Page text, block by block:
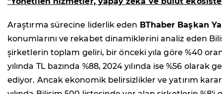
Araştırma sürecine liderlik eden BThaber Başkan
konumlarını ve rekabet dinamiklerini analiz eden
şirketlerin toplam geliri, bir önceki yıla göre %40
yılında TL bazında %88, 2024 yılında ise %56
ediyor. Ancak ekonomik belirsizlikler ve yatırım